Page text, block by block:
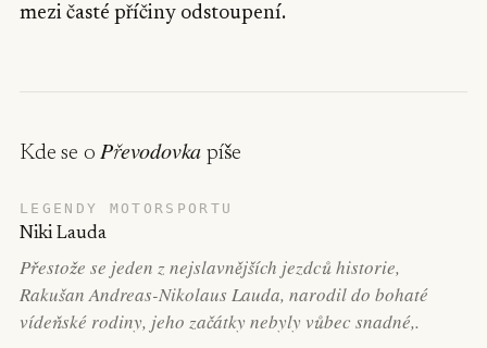
mezi časté příčiny odstoupení.
Kde se oPřevodovka píše
LEGENDY MOTORSPORTU
Niki Lauda
Přestože se jeden z nejslavnějších jezdců historie,
Rakušan Andreas-Nikolaus Lauda, narodil do bohaté
vídeňské rodiny, jeho začátky nebyly vůbec snadné,.